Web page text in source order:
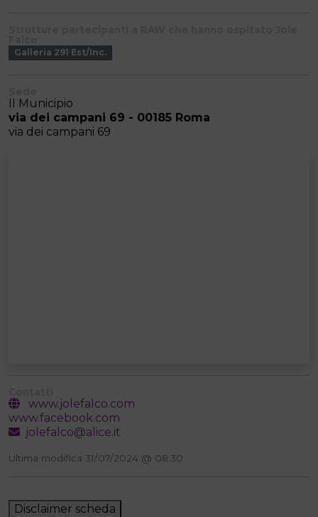
Galleria 291 Est/Inc.
II Municipio
via dei campani 69 - 00185 Roma
via dei campani 69
www.jolefalco.com
www.facebook.com
jolefalco@alice.it
Ultima modifica 31/07/2024 @ 08:30
Disclaimer scheda